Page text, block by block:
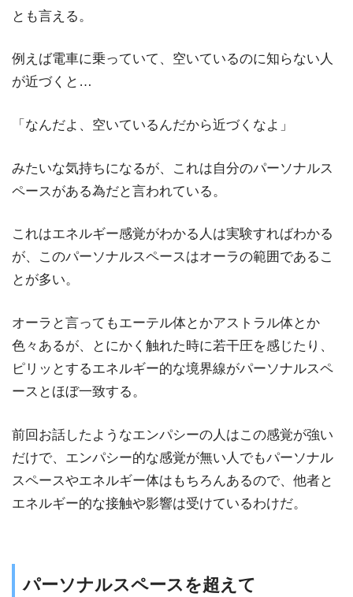
とも言える。
例えば電車に乗っていて、空いているのに知らない人
が近づくと…
「なんだよ、空いているんだから近づくなよ」
みたいな気持ちになるが、これは自分のパーソナルス
ペースがある為だと言われている。
これはエネルギー感覚がわかる人は実験すればわかる
が、このパーソナルスペースはオーラの範囲であるこ
とが多い。
オーラと言ってもエーテル体とかアストラル体とか
色々あるが、とにかく触れた時に若干圧を感じたり、
ピリッとするエネルギー的な境界線がパーソナルスペ
ースとほぼ一致する。
前回お話したようなエンパシーの人はこの感覚が強い
だけで、エンパシー的な感覚が無い人でもパーソナル
スペースやエネルギー体はもちろんあるので、他者と
エネルギー的な接触や影響は受けているわけだ。
パーソナルスペースを超えて